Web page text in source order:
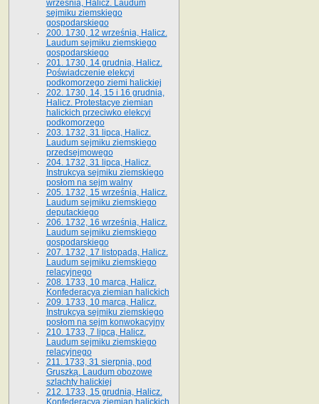
września, Halicz. Laudum
sejmiku ziemskiego
gospodarskiego
200. 1730, 12 września, Halicz.
Laudum sejmiku ziemskiego
gospodarskiego
201. 1730, 14 grudnia, Halicz.
Poświadczenie elekcyi
podkomorzego ziemi halickiej
202. 1730, 14, 15 i 16 grudnia,
Halicz. Protestacye ziemian
halickich przeciwko elekcyi
podkomorzego
203. 1732, 31 lipca, Halicz.
Laudum sejmiku ziemskiego
przedsejmowego
204. 1732, 31 lipca, Halicz.
Instrukcya sejmiku ziemskiego
posłom na sejm walny
205. 1732, 15 września, Halicz.
Laudum sejmiku ziemskiego
deputackiego
206. 1732, 16 września, Halicz.
Laudum sejmiku ziemskiego
gospodarskiego
207. 1732, 17 listopada, Halicz.
Laudum sejmiku ziemskiego
relacyjnego
208. 1733, 10 marca, Halicz.
Konfederacya ziemian halickich­
209. 1733, 10 marca, Halicz.
Instrukcya sejmiku ziemskiego
posłom na sejm konwokacyjny
210. 1733, 7 lipca, Halicz.
Laudum sejmiku ziemskiego
relacyjnego
211. 1733, 31 sierpnia, pod
Gruszką. Laudum obozowe
szlachty halickiej
212. 1733, 15 grudnia, Halicz.
Konfederacya ziemian halickich